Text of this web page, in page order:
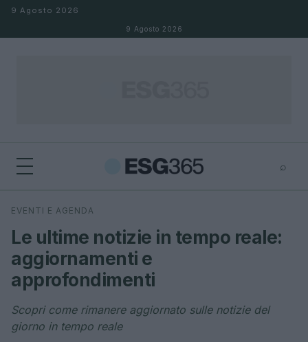
Salta al contenuto
9 Agosto 2026
9 Agosto 2026
⌕
Cerca
EVENTI E AGENDA
Le ultime notizie in tempo reale:
aggiornamenti e
approfondimenti
Scopri come rimanere aggiornato sulle notizie del
giorno in tempo reale